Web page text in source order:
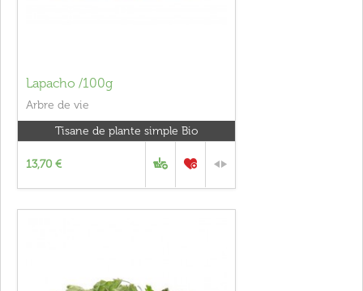
Lapacho /100g
Arbre de vie
Tisane de plante simple Bio
13,70 €